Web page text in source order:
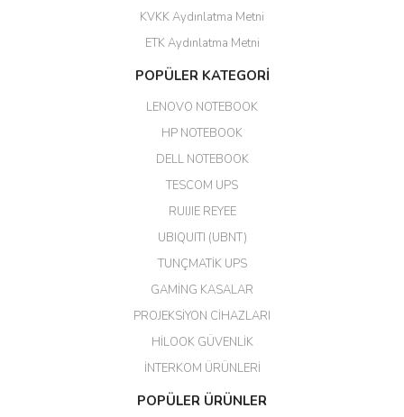
ahmet yiğit | 29/04/2026
Aldığım ürün kapalı kutu teslim
edildi. Teşekkür ederim.
GÜRKAN KETHÜDAOĞLU |
Her şey için teşekkür ederim çok
Erdal Cingöz | 07/02/2026
Başarılı. Bu vasıfta bir ürünü bu
kadar uygun fiyata bulabilmek
KVKK Aydınlatma Metni
ETK Aydınlatma Metni
POPÜLER KATEGORİ
LENOVO NOTEBOOK
HP NOTEBOOK
DELL NOTEBOOK
TESCOM UPS
RUIJIE REYEE
UBIQUITI (UBNT)
TUNÇMATİK UPS
GAMİNG KASALAR
PROJEKSİYON CİHAZLARI
HİLOOK GÜVENLİK
İNTERKOM ÜRÜNLERİ
POPÜLER ÜRÜNLER